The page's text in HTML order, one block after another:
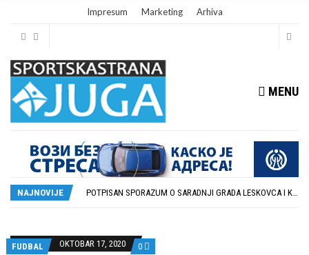
Impresum Marketing Arhiva
MENU
NAJNOVIJE
U GFK DUBOČICA 1923 DANAS ZAVRŠENE REGISTRACIJE PRINOVA
FUDBAL
OKTOBAR 17, 2020 0